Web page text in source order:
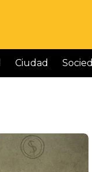
Ciudad